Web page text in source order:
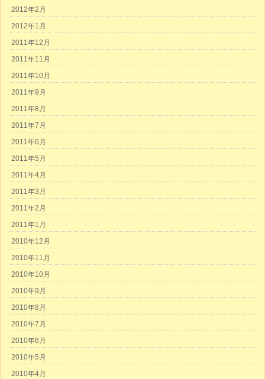
2012年2月
2012年1月
2011年12月
2011年11月
2011年10月
2011年9月
2011年8月
2011年7月
2011年6月
2011年5月
2011年4月
2011年3月
2011年2月
2011年1月
2010年12月
2010年11月
2010年10月
2010年9月
2010年8月
2010年7月
2010年6月
2010年5月
2010年4月